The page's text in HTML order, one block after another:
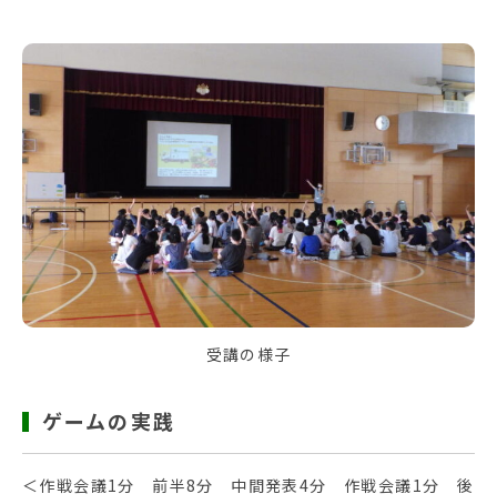
受講の様子
ゲームの実践
＜作戦会議1分 前半8分 中間発表4分 作戦会議1分 後